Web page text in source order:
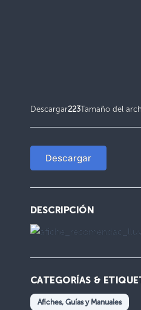
Descargar223Tamaño del
Descargar
DESCRIPCIÓN
CATEGORÍAS &
Afiches, Guías y Manuales